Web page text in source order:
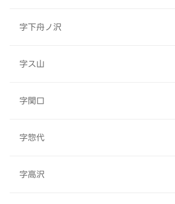
字下舟ノ沢
字ス山
字関口
字惣代
字高沢